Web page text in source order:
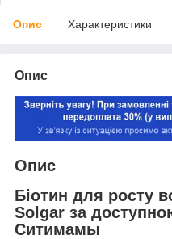
Опис Характеристики
Опис
Опис
Біотин для росту
Solgar за
Ситимамы